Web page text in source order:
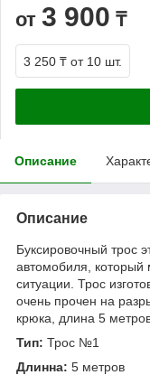
от 3 900 ₸
3 250 ₸ от 10 шт.
Описание
Описание
Буксировочный трос
автомобиля, который
ситуации. Трос
очень прочен на
крюка, длина 5
Тип: Трос №1
Длинна: 5 метров